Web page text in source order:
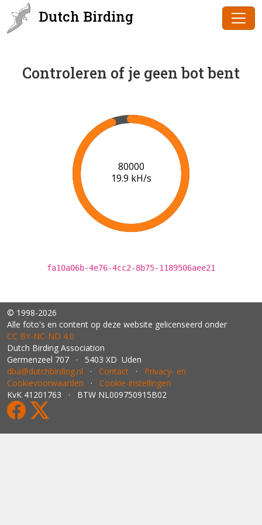
Dutch Birding
Controleren of je geen bot bent
82000
20.0 kH/s
fa10a06b-4e76-4cc2-8b75-1189506aee21
© 1998-2026
Alle foto's en content op deze website gelicenseerd onder
CC BY‑NC‑ND 4.0
Dutch Birding Association
Germenzeel 707 · 5403 XD Uden
dba@dutchbirding.nl · Contact · Privacy- en
Cookievoorwaarden · Cookie-instellingen
KvK 41201763 · BTW NL009750915B02